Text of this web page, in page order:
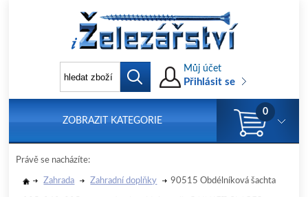
Můj účet
Přihlásit se
ZOBRAZIT KATEGORIE
0
Právě se nacházíte:
Zahrada Zahradní doplňky 90515 Obdélníková šachta